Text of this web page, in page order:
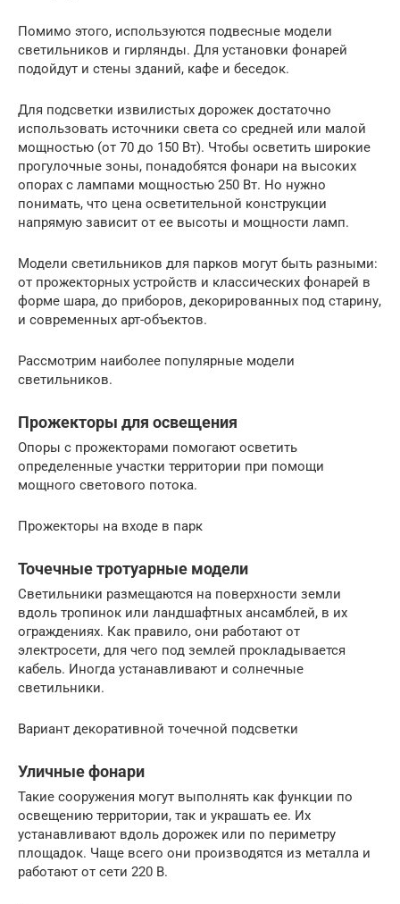
Помимо этого, используются подвесные модели
светильников и гирлянды. Для установки фонарей
подойдут и стены зданий, кафе и беседок.
Для подсветки извилистых дорожек достаточно
использовать источники света со средней или малой
мощностью (от 70 до 150 Вт). Чтобы осветить широкие
прогулочные зоны, понадобятся фонари на высоких
опорах с лампами мощностью 250 Вт. Но нужно
понимать, что цена осветительной конструкции
напрямую зависит от ее высоты и мощности ламп.
Модели светильников для парков могут быть разными:
от прожекторных устройств и классических фонарей в
форме шара, до приборов, декорированных под старину,
и современных арт-объектов.
Рассмотрим наиболее популярные модели
светильников.
Прожекторы для освещения
Опоры с прожекторами помогают осветить
определенные участки территории при помощи
мощного светового потока.
Прожекторы на входе в парк
Точечные тротуарные модели
Светильники размещаются на поверхности земли
вдоль тропинок или ландшафтных ансамблей, в их
ограждениях. Как правило, они работают от
электросети, для чего под землей прокладывается
кабель. Иногда устанавливают и солнечные
светильники.
Вариант декоративной точечной подсветки
Уличные фонари
Такие сооружения могут выполнять как функции по
освещению территории, так и украшать ее. Их
устанавливают вдоль дорожек или по периметру
площадок. Чаще всего они производятся из металла и
работают от сети 220 В.